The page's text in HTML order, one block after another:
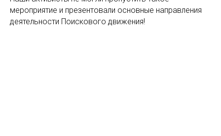
мероприятие и презентовали основные направления
деятельности Поискового движения!